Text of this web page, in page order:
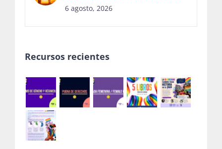
6 agosto, 2026
Recursos recientes